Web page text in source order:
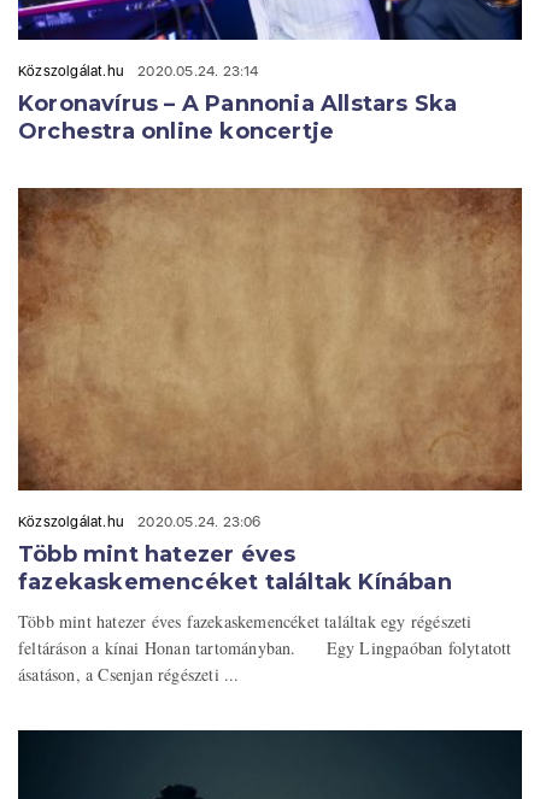
Közszolgálat.hu 2020.05.24. 23:14
Koronavírus – A Pannonia Allstars Ska
Orchestra online koncertje
Közszolgálat.hu 2020.05.24. 23:06
Több mint hatezer éves
fazekaskemencéket találtak Kínában
Több mint hatezer éves fazekaskemencéket találtak egy régészeti
feltáráson a kínai Honan tartományban. Egy Lingpaóban folytatott
ásatáson, a Csenjan régészeti ...